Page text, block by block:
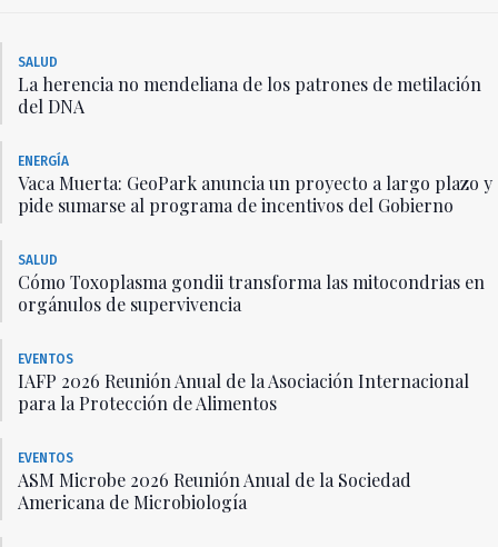
SALUD
La herencia no mendeliana de los patrones de metilación
del DNA
ENERGÍA
Vaca Muerta: GeoPark anuncia un proyecto a largo plazo y
pide sumarse al programa de incentivos del Gobierno
SALUD
Cómo Toxoplasma gondii transforma las mitocondrias en
orgánulos de supervivencia
EVENTOS
IAFP 2026 Reunión Anual de la Asociación Internacional
para la Protección de Alimentos
EVENTOS
ASM Microbe 2026 Reunión Anual de la Sociedad
Americana de Microbiología